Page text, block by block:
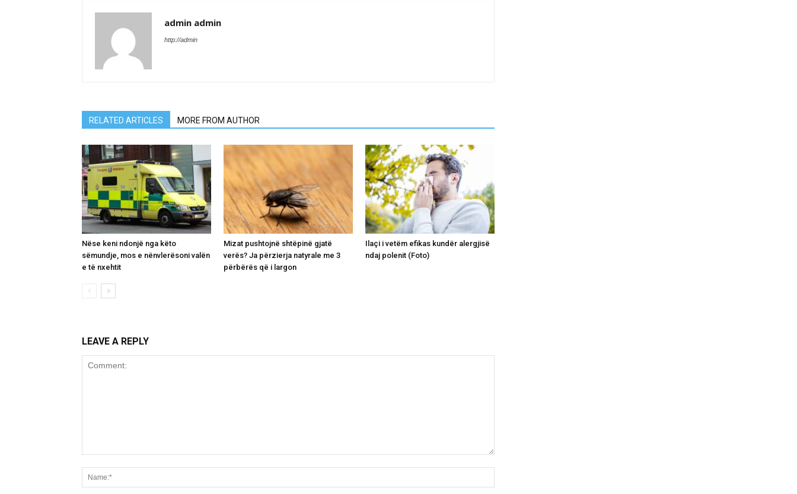
admin admin
http://admin
RELATED ARTICLES MORE FROM AUTHOR
Nëse keni ndonjë nga këto
sëmundje, mos e nënvlerësoni valën
e të nxehtit
Mizat pushtojnë shtëpinë gjatë
verës? Ja përzierja natyrale me 3
përbërës që i largon
Ilaçi i vetëm efikas kundër alergjisë
ndaj polenit (Foto)
LEAVE A REPLY